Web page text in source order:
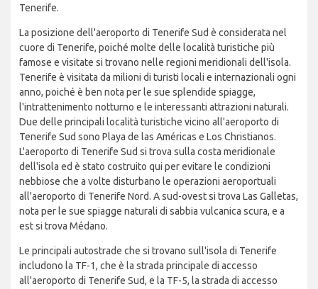
Tenerife.
La posizione dell'aeroporto di Tenerife Sud è considerata nel
cuore di Tenerife, poiché molte delle località turistiche più
famose e visitate si trovano nelle regioni meridionali dell'isola.
Tenerife è visitata da milioni di turisti locali e internazionali ogni
anno, poiché è ben nota per le sue splendide spiagge,
l'intrattenimento notturno e le interessanti attrazioni naturali.
Due delle principali località turistiche vicino all'aeroporto di
Tenerife Sud sono Playa de las Américas e Los Christianos.
L'aeroporto di Tenerife Sud si trova sulla costa meridionale
dell'isola ed è stato costruito qui per evitare le condizioni
nebbiose che a volte disturbano le operazioni aeroportuali
all'aeroporto di Tenerife Nord. A sud-ovest si trova Las Galletas,
nota per le sue spiagge naturali di sabbia vulcanica scura, e a
est si trova Médano.
Le principali autostrade che si trovano sull'isola di Tenerife
includono la TF-1, che è la strada principale di accesso
all'aeroporto di Tenerife Sud, e la TF-5, la strada di accesso